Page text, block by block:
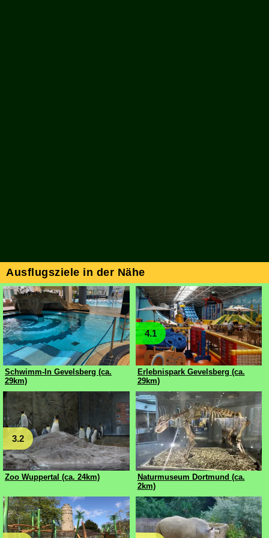
Ausflugsziele in der Nähe
Schwimm-In Gevelsberg (ca.
29km)
4.1
Erlebnispark Gevelsberg (ca.
29km)
3.2
Zoo Wuppertal (ca. 24km)
Naturmuseum Dortmund (ca.
2km)